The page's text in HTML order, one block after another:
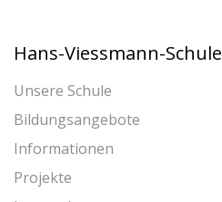
Hans-Viessmann-Schule
Unsere Schule
Bildungsangebote
Informationen
Projekte